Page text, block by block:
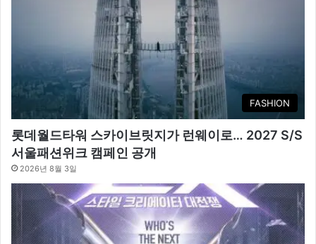
FASHION
롯데월드타워 스카이브릿지가 런웨이로… 2027 S/S
서울패션위크 캠페인 공개
2026년 8월 3일